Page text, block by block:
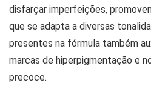
disfarçar imperfeições,
que se adapta a diversas
presentes na fórmula também
marcas de hiperpigmentação e
precoce.